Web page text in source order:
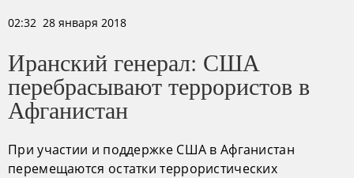
02:32 28 января 2018
Иранский генерал: США
перебрасывают террористов в
Афганистан
При участии и поддержке США в Афганистан
перемещаются остатки террористических